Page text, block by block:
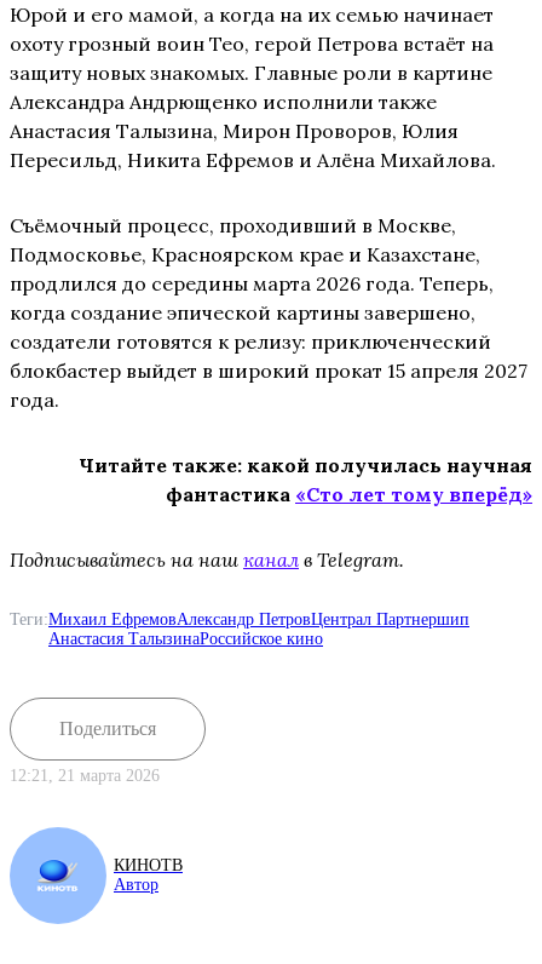
Юрой и его мамой, а когда на их семью начинает
охоту грозный воин Тео, герой Петрова встаёт на
защиту новых знакомых. Главные роли в картине
Александра Андрющенко исполнили также
Анастасия Талызина, Мирон Проворов, Юлия
Пересильд, Никита Ефремов и Алёна Михайлова.
Съёмочный процесс, проходивший в Москве,
Подмосковье, Красноярском крае и Казахстане,
продлился до середины марта 2026 года. Теперь,
когда создание эпической картины завершено,
создатели готовятся к релизу: приключенческий
блокбастер выйдет в широкий прокат 15 апреля 2027
года.
Читайте также: какой получилась научная
фантастика «Сто лет тому вперёд»
Подписывайтесь на наш канал в Telegram.
Теги:Михаил ЕфремовАлександр ПетровЦентрал Партнершип
Анастасия ТалызинаРоссийское кино
Поделиться
12:21, 21 марта 2026
КИНОТВ
Автор